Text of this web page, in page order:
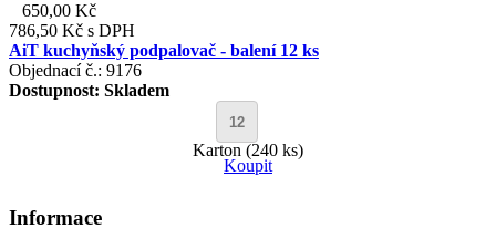
650,00 Kč
786,50 Kč s DPH
AiT kuchyňský podpalovač - balení 12 ks
Objednací č.: 9176
Dostupnost: Skladem
Karton (240 ks)
Koupit
Informace